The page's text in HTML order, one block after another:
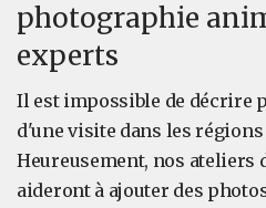
photographie
experts
Il est impossible de décrire
d'une visite dans les
Heureusement, nos ateliers
aideront à ajouter des